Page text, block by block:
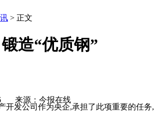
> 正文
造“优质钢”
来源：今报在线
开发公司作为央企,承担了此项重要的任